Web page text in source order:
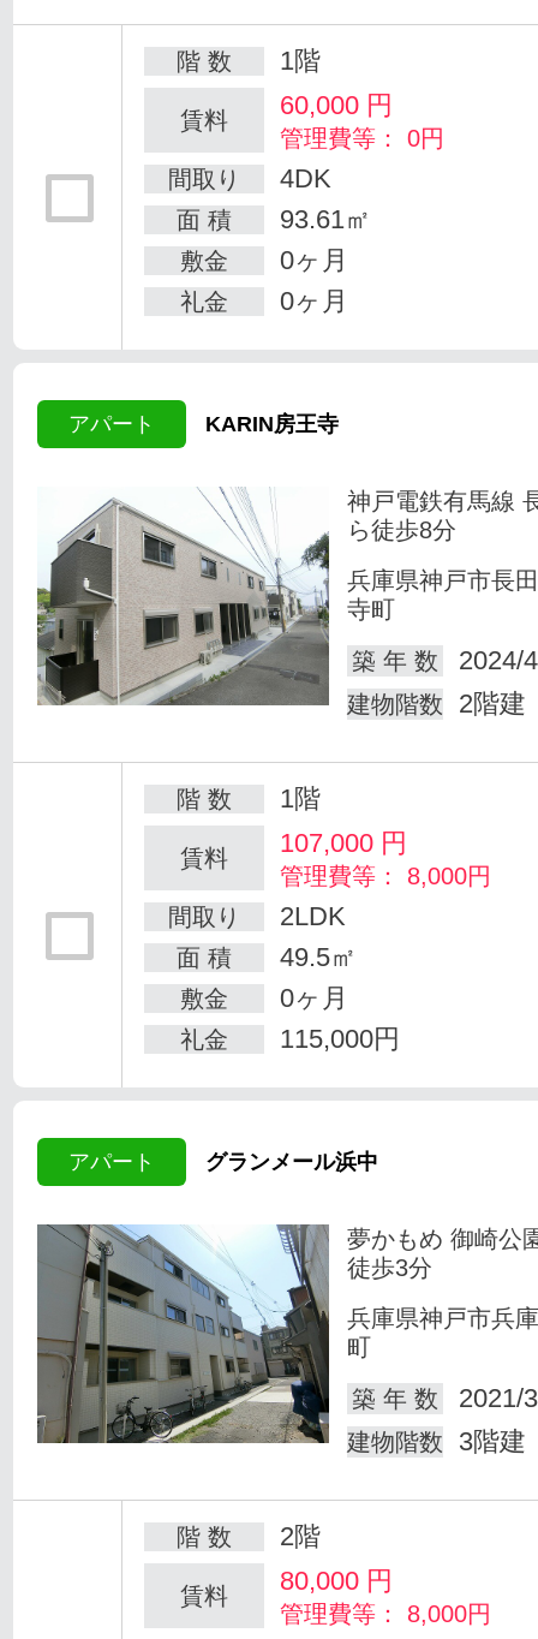
階 数 1階
賃料 60,000 円
管理費等： 0円
間取り
4DK
面 積 93.61㎡
敷金 0ヶ月
礼金 0ヶ月
アパート KARIN房王寺
神戸電鉄有馬線
ら徒歩8分
兵庫県神戸市長
寺町
築 年 数
2024/
建物階数 2階建
階 数 1階
賃料 107,000 円
管理費等： 8,000円
間取り
2LDK
面 積 49.5㎡
敷金 0ヶ月
礼金 115,000円
アパート グランメール浜中
夢かもめ 御崎公
徒歩3分
兵庫県神戸市兵
町
築 年 数
2021/
建物階数 3階建
階 数 2階
賃料 80,000 円
管理費等： 8,000円